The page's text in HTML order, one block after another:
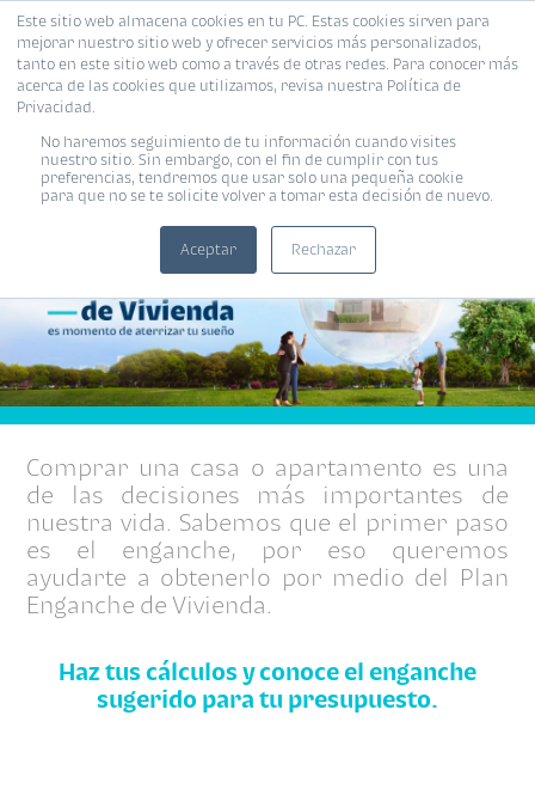
Este sitio web almacena cookies en tu PC. Estas cookies sirven para
mejorar nuestro sitio web y ofrecer servicios más personalizados,
tanto en este sitio web como a través de otras redes. Para conocer más
acerca de las cookies que utilizamos, revisa nuestra Política de
Privacidad.
No haremos seguimiento de tu información cuando visites
nuestro sitio. Sin embargo, con el fin de cumplir con tus
preferencias, tendremos que usar solo una pequeña cookie
para que no se te solicite volver a tomar esta decisión de nuevo.
Aceptar Rechazar
MENÚ
Plan Enganche de Vivienda
Comprar una casa o apartamento es una
de las decisiones más importantes de
nuestra vida. Sabemos que el primer paso
es el enganche, por eso queremos
ayudarte a obtenerlo por medio del Plan
Enganche de Vivienda.
Haz tus cálculos y conoce el enganche
sugerido para tu presupuesto.